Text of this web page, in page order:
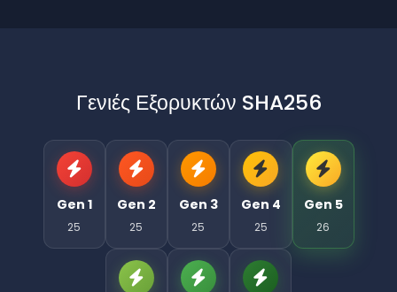
Γενιές Εξορυκτών SHA256
Gen 1
25
Gen 2
25
Gen 3
25
Gen 4
25
Gen 5
26